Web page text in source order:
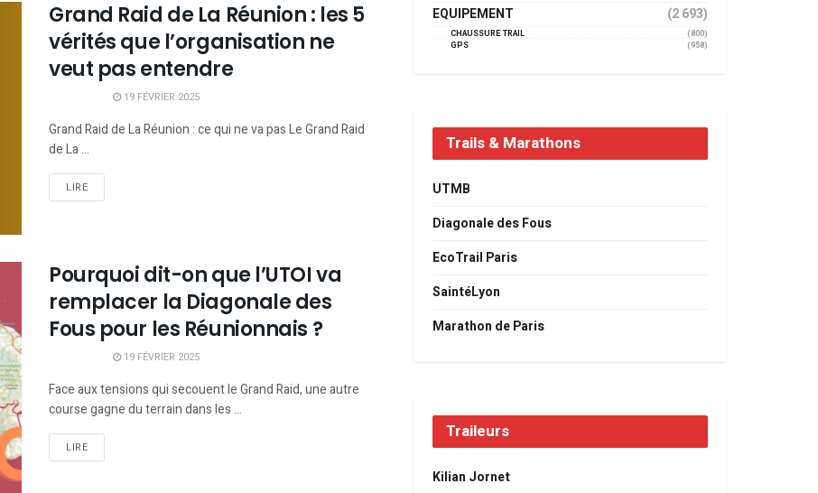
Grand Raid de La Réunion : les 5
vérités que l’organisation ne
veut pas entendre
19 FÉVRIER 2025
Grand Raid de La Réunion : ce qui ne va pas Le Grand Raid
de La ...
LIRE
Pourquoi dit-on que l’UTOI va
remplacer la Diagonale des
Fous pour les Réunionnais ?
19 FÉVRIER 2025
Face aux tensions qui secouent le Grand Raid, une autre
course gagne du terrain dans les ...
LIRE
EQUIPEMENT (2 693)
CHAUSSURE TRAIL
(800)
GPS
(958)
Trails & Marathons
UTMB
Diagonale des Fous
EcoTrail Paris
SaintéLyon
Marathon de Paris
Traileurs
Kilian Jornet